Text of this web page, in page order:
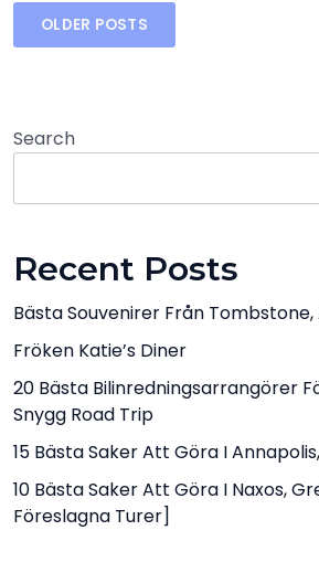
Posts
OLDER POSTS
Search
Recent Posts
Bästa Souvenirer Från Tombstone,
Fröken Katie’s Diner
20 Bästa Bilinredningsarrangörer
Snygg Road Trip
15 Bästa Saker Att Göra I
10 Bästa Saker Att Göra I Naxos,
Föreslagna Turer]